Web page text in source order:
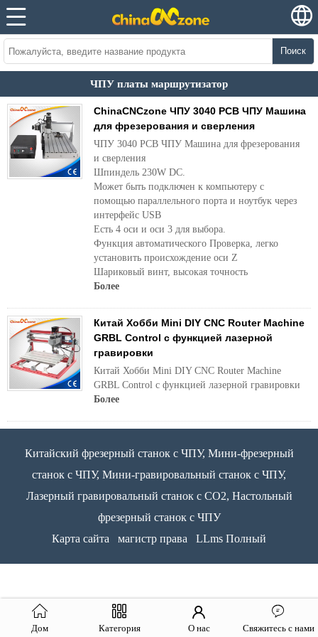
Поиск
ЧПУ платы маршрутизатор
ChinaCNCzone ЧПУ 3040 PCB ЧПУ Машина
для фрезерования и сверления
ЧПУ 3040 PCB ЧПУ Машина для фрезерования
и сверления
Шпиндель 230W DC.
Может быть подключен к компьютеру с
помощью параллельного порта и ноутбук через
интерфейс USB
Есть 4 оси и оси 3 для выбора.
Функция автоматического Проверка, легко
установить происхождение оси Z
Шариковый винт, высокая точность
Более
Китай Хобби Mini DIY CNC Router Machine
GRBL Control с функцией лазерной
гравировки
Китай Хобби Mini DIY CNC Router Machine
GRBL Control с функцией лазерной гравировки
Более
Китайский фрезерный станок с ЧПУ, Мини-фрезерный
станок с ЧПУ, Мини-гравировальный станок с ЧПУ,
Лазерный гравировальный станок с CO2, Настольный
фрезерный станок с ЧПУ
Карта сайта
магистр права LLms Полный
Дом Категория О нас Свяжитесь с нами